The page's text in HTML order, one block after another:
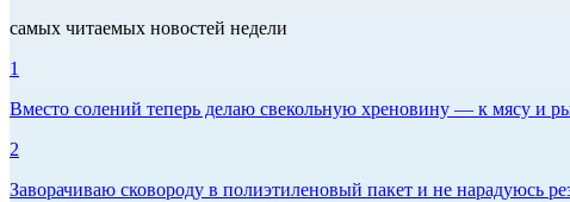
самых читаемых новостей недели
1
Вместо солений теперь делаю свекольную хреновину — к мясу и
2
Заворачиваю сковороду в полиэтиленовый пакет и не нарадуюсь